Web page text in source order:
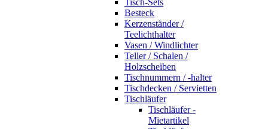
Tisch-Sets
Besteck
Kerzenständer /
Teelichthalter
Vasen / Windlichter
Teller / Schalen /
Holzscheiben
Tischnummern / -halter
Tischdecken / Servietten
Tischläufer
Tischläufer -
Mietartikel